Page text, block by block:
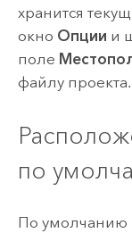
хранится
окно Опции и
поле
файлу проекта.
по
По умолчанию